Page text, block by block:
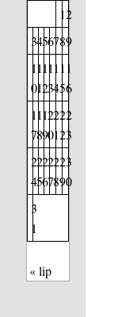
12
3456789
1
0
1
1
1
2
1
3
1
4
1
5
1
6
1
7
1
8
1
9
2
0
2
1
2
2
2
3
2
4
2
5
2
6
2
7
2
8
2
9
3
0
3
1
« lip